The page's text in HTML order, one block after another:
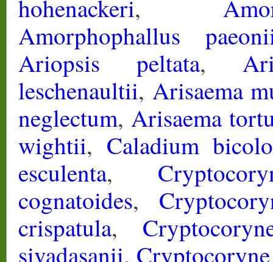
hohenackeri,
Amorphophallus
Ariopsis peltata,
leschenaultii, Arisaema
neglectum, Arisaema
wightii, Caladium
esculenta,
cognatoides,
crispatula,
sivadasanii,